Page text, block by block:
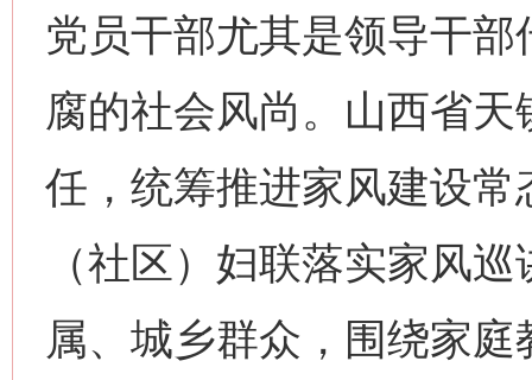
党员干部尤其是领导干
腐的社会风尚。山西省
任，统筹推进家风建设
（社区）妇联落实家风
属、城乡群众，围绕家